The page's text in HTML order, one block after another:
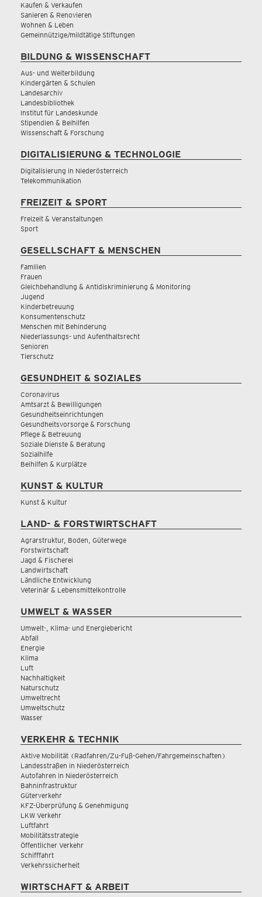
Kaufen & Verkaufen
Sanieren & Renovieren
Wohnen & Leben
Gemeinnützige/mildtätige Stiftungen
BILDUNG & WISSENSCHAFT
Aus- und Weiterbildung
Kindergärten & Schulen
Landesarchiv
Landesbibliothek
Institut für Landeskunde
Stipendien & Beihilfen
Wissenschaft & Forschung
DIGITALISIERUNG & TECHNOLOGIE
Digitalisierung in Niederösterreich
Telekommunikation
FREIZEIT & SPORT
Freizeit & Veranstaltungen
Sport
GESELLSCHAFT & MENSCHEN
Familien
Frauen
Gleichbehandlung & Antidiskriminierung & Monitoring
Jugend
Kinderbetreuung
Konsumentenschutz
Menschen mit Behinderung
Niederlassungs- und Aufenthaltsrecht
Senioren
Tierschutz
GESUNDHEIT & SOZIALES
Coronavirus
Amtsarzt & Bewilligungen
Gesundheitseinrichtungen
Gesundheitsvorsorge & Forschung
Pflege & Betreuung
Soziale Dienste & Beratung
Sozialhilfe
Beihilfen & Kurplätze
KUNST & KULTUR
Kunst & Kultur
LAND- & FORSTWIRTSCHAFT
Agrarstruktur, Boden, Güterwege
Forstwirtschaft
Jagd & Fischerei
Landwirtschaft
Ländliche Entwicklung
Veterinär & Lebensmittelkontrolle
UMWELT & WASSER
Umwelt-, Klima- und Energiebericht
Abfall
Energie
Klima
Luft
Nachhaltigkeit
Naturschutz
Umweltrecht
Umweltschutz
Wasser
VERKEHR & TECHNIK
Aktive Mobilität (Radfahren/Zu-Fuß-Gehen/Fahrgemeinschaften)
Landesstraßen in Niederösterreich
Autofahren in Niederösterreich
Bahninfrastruktur
Güterverkehr
KFZ-Überprüfung & Genehmigung
LKW Verkehr
Luftfahrt
Mobilitätsstrategie
Öffentlicher Verkehr
Schifffahrt
Verkehrssicherheit
WIRTSCHAFT & ARBEIT